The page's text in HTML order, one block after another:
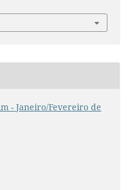
- Janeiro/Fevereiro de